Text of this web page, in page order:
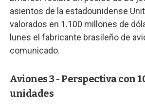
asientos de la estadounidense
valorados en 1.100 millones de
lunes el fabricante brasileño de
comunicado.
Aviones 3 - Perspectiva con
unidades